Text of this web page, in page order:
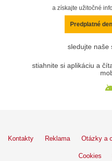
a získajte užitočné
Predplatné
sledujte naše
stiahnite si aplikáciu a
Kontakty Reklama Otázky a
Cookies